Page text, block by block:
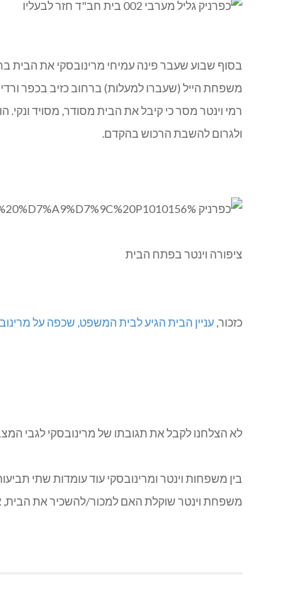
משפחת הייל (שעברו למעלות) ברחוב כזיב בכפר
רמי וינטר מסר כי קיבל את הבית מסודר, מסויד
ולגרום להשבת הרכוש בהקדם.
ציפורה וינטר בפתח הבית
כזכור, עניין הבית הגיע לבית המשפט, שכפה על
לא הצלחנו לקבל את תגובתו של מרינובסקי לגבי
בין משפחות וינטר ומרינובסקי עוד עומדות שתי
משפחת וינטר שוקלת האם למכור/להשכיר את הבית,